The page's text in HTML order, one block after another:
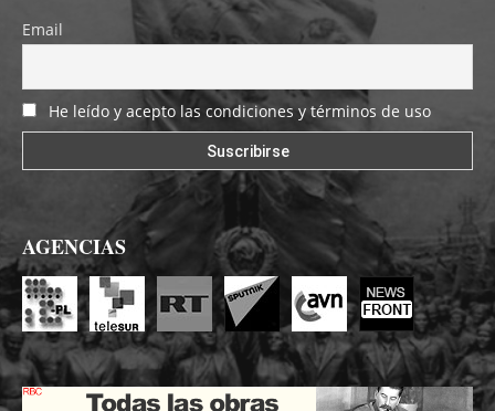
Email
He leído y acepto las condiciones y términos de uso
AGENCIAS